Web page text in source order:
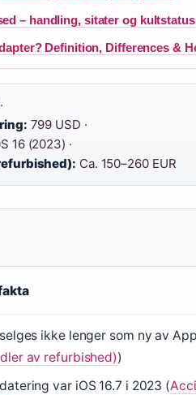
– handling, sitater og kultstatus
Definition, Differences &
799 USD ·
16 (2023) ·
Ca. 150–260 EUR
ikke lenger som ny av
av refurbished))
var iOS 16.7 i 2023 (